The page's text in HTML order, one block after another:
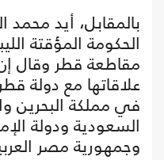
بالمقابل، أيد محمد
الحكومة المؤقتة
مقاطعة قطر وقال
علاقاتها مع دولة
في مملكة البحرين
السعودية ودولة
وجمهورية مصر